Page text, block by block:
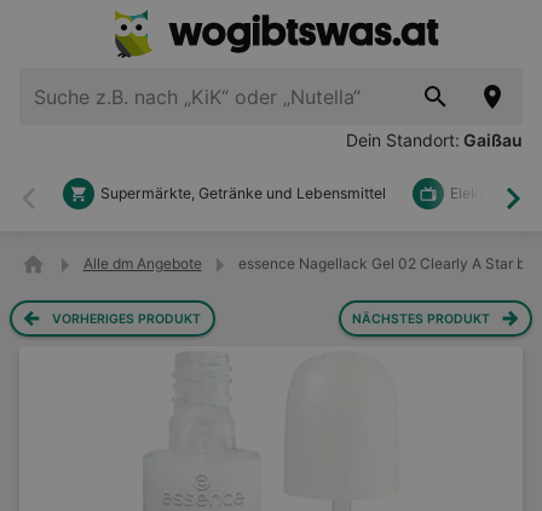
Dein Standort: Gaißau
Zurück
Supermärkte, Getränke und Lebensmittel Elektronik
Alle dm Angebote essence Nagellack Gel 02 Clearly A Star bei
VORHERIGES PRODUKT NÄCHSTES PRODUKT